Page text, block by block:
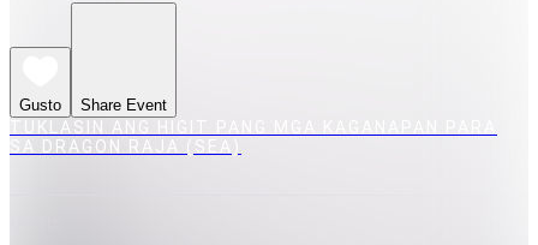
Gusto Share Event
TUKLASIN ANG HIGIT PANG MGA KAGANAPAN PARA
SA DRAGON RAJA (SEA)